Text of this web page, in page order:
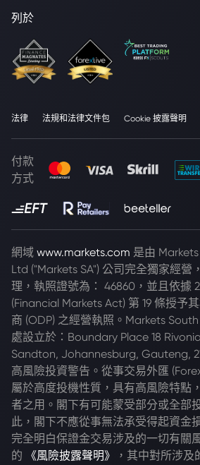
列於
法律 法規和法律文件包 Cookie 披露聲明
付款
方式
網域 www.markets.com 是由
Ltd ("Markets SA") 公司完全獨家經營
理，執照證號為： 46860，並且依據
(Financial Markets Act) 第 19 條授予
商 (ODP) 之經營執照。Markets
處設立於：Boundary Place 18
Sandton, Johannesburg, Gauteng,
高風險投資警告。從事交易外匯
屬於高度投機性質，具有高風險特點
者之用。閣下有可能蒙受部分或全部
此，閣下不應從事無法承受得起資金
完全明白保證金交易涉及的一切有關
的
《風險披露聲明》 ，其中對所涉